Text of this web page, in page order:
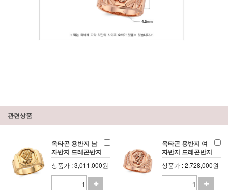
관련상품
옥타곤 용반지 남
자반지 드레곤반지
상품가 : 3,011,000원
옥타곤 용반지 여
자반지 드레곤반지
상품가 : 2,728,000원